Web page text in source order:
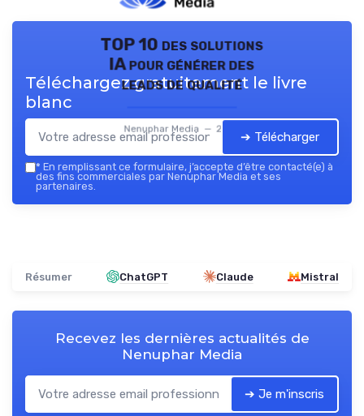
TOP 10 des solutions
IA pour générer des
leads de qualité
Nenuphar Media — 2026
Téléchargez gratuitement le livre
blanc
➔ Télécharger
* En remplissant ce formulaire, j’accepte d’être contacté(e) à
des fins commerciales par Nenuphar Media et ses
partenaires.
Résumer ChatGPT Claude Mistral
Recevez les dernières actualités de
Nenuphar Media
➔ Je m'inscris